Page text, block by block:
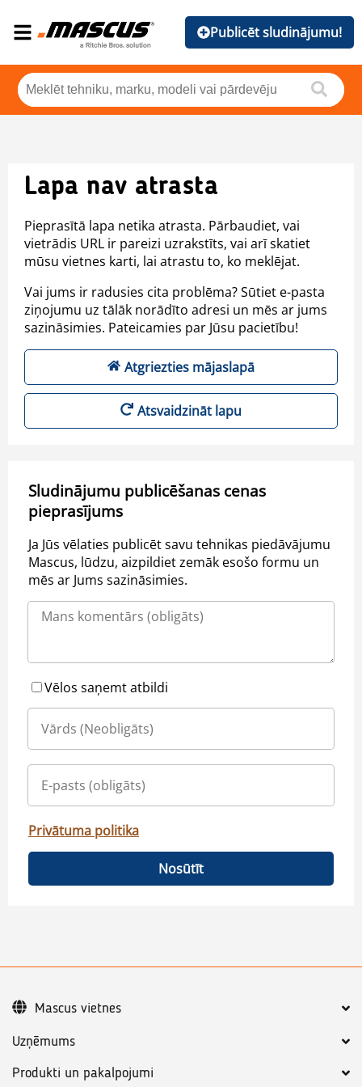
Publicēt sludinājumu!
Lapa nav atrasta
Pieprasītā lapa netika atrasta. Pārbaudiet, vai
vietrādis URL ir pareizi uzrakstīts, vai arī skatiet
mūsu vietnes karti, lai atrastu to, ko meklējat.
Vai jums ir radusies cita problēma? Sūtiet e-pasta
ziņojumu uz tālāk norādīto adresi un mēs ar jums
sazināsimies. Pateicamies par Jūsu pacietību!
Atgriezties mājaslapā
Atsvaidzināt lapu
Sludinājumu publicēšanas cenas
pieprasījums
Ja Jūs vēlaties publicēt savu tehnikas piedāvājumu
Mascus, lūdzu, aizpildiet zemāk esošo formu un
mēs ar Jums sazināsimies.
Vēlos saņemt atbildi
Privātuma politika
Nosūtīt
Uzņēmums
Produkti un pakalpojumi
Mascus vietnes